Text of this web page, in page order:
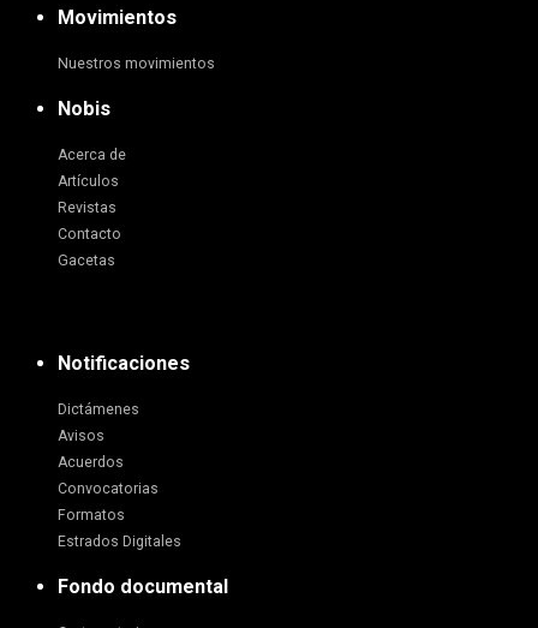
Movimientos
Nuestros movimientos
Nobis
Acerca de
Artículos
Revistas
Contacto
Gacetas
Notificaciones
Dictámenes
Avisos
Acuerdos
Convocatorias
Formatos
Estrados Digitales
Fondo documental